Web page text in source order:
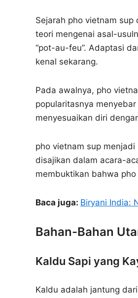
Sejarah pho vietnam
teori mengenai asal-
“pot-au-feu”. Adaptasi
kenal sekarang.
Pada awalnya, pho
popularitasnya
menyesuaikan diri
pho vietnam sup
disajikan dalam acara-
membuktikan bahwa
Baca juga: Biryani India:
Bahan-Bahan
Kaldu Sapi yang
Kaldu adalah jantung